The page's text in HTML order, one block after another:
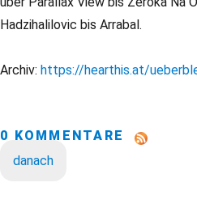
Hadzihalilovic bis Arrabal.
Archiv: https://hearthis.at/
0 KOMMENTARE
danach